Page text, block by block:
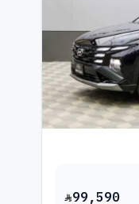
99,590